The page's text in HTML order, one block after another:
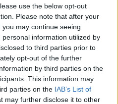
use the below opt-out
Please note that after your
may continue seeing
information utilized by
to third parties prior to
opt-out of the further
by third parties on the
This information may
parties on the IAB’s List of
may further disclose it to other
visszavonta a Magyar
27-én megjelent,
tett ajánlatát az
ugyanazzal a
a PSZÁF-fel
a